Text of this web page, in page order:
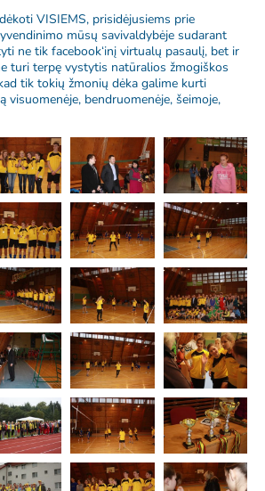
VISIEMS, prisidėjusiems prie
mūsų savivaldybėje sudarant
ne tik facebook‘inį virtualų pasaulį, bet ir
turi terpę vystytis natūralios žmogiškos
tik tokių žmonių dėka galime kurti
visuomenėje, bendruomenėje, šeimoje,